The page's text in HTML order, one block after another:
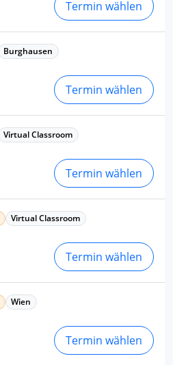
Termin wählen
Burghausen
Termin wählen
Virtual Classroom
Termin wählen
Virtual Classroom
Termin wählen
Wien
Termin wählen